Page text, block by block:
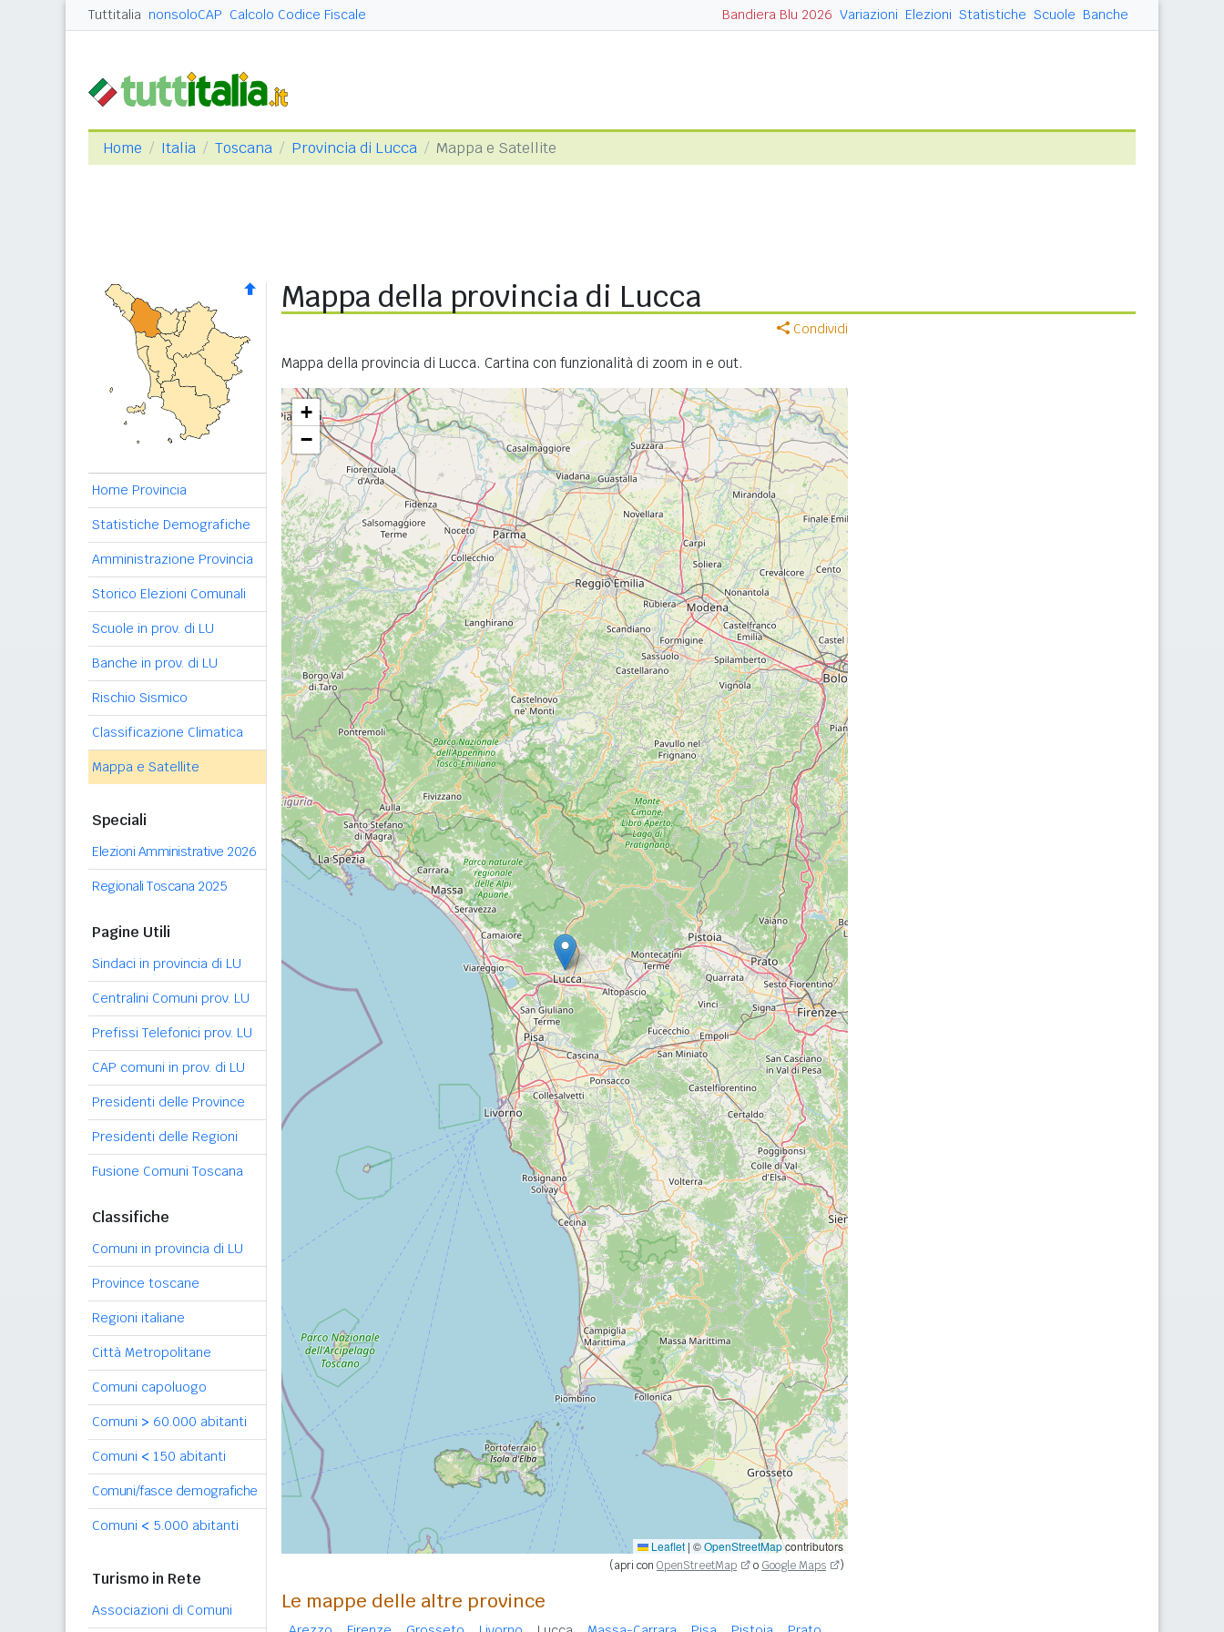
Tuttitalia nonsoloCAP Calcolo Codice Fiscale Bandiera Blu 2026 Variazioni Elezioni Statistiche Scuole Banche
Home Italia Toscana Provincia di Lucca Mappa e Satellite
Home Provincia
Statistiche Demografiche
Amministrazione Provincia
Storico Elezioni Comunali
Scuole in prov. di LU
Banche in prov. di LU
Rischio Sismico
Classificazione Climatica
Mappa e Satellite
Speciali
Elezioni Amministrative 2026
Regionali Toscana 2025
Pagine Utili
Sindaci in provincia di LU
Centralini Comuni prov. LU
Prefissi Telefonici prov. LU
CAP comuni in prov. di LU
Presidenti delle Province
Presidenti delle Regioni
Fusione Comuni Toscana
Classifiche
Comuni in provincia di LU
Province toscane
Regioni italiane
Città Metropolitane
Comuni capoluogo
Comuni > 60.000 abitanti
Comuni < 150 abitanti
Comuni/fasce demografiche
Comuni < 5.000 abitanti
Turismo in Rete
Associazioni di Comuni
Mappa della provincia di Lucca
Condividi
Mappa della provincia di Lucca. Cartina con funzionalità di zoom in e out.
+
−
Leaflet | ©OpenStreetMapcontributors
(apri con OpenStreetMap o Google Maps )
Le mappe delle altre province